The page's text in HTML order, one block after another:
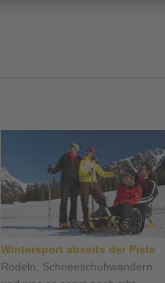
Wintersport abseits der Piste
Rodeln, Schneeschuhwandern